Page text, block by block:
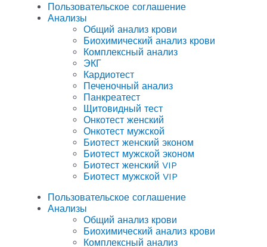
Пользовательское соглашение
Анализы
Общий анализ крови
Биохимический анализ крови
Комплексный анализ
ЭКГ
Кардиотест
Печеночный анализ
Панкреатест
Щитовидный тест
Онкотест женский
Онкотест мужской
Биотест женский эконом
Биотест мужской эконом
Биотест женский VIP
Биотест мужской VIP
Пользовательское соглашение
Анализы
Общий анализ крови
Биохимический анализ крови
Комплексный анализ